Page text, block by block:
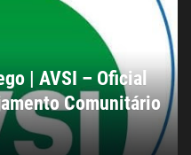
| AVSI – Oficial
Comunitário